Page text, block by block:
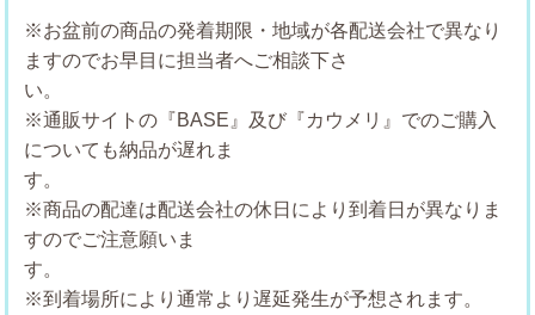
※お盆前の商品の発着期限・地域が各配送会社で異なり
ますのでお早目に担当者へご相談下さ
※通販サイトの『BASE』及び『カウメリ』でのご購入
についても納品が遅れま
※商品の配達は配送会社の休日により到着日が異なりま
すのでご注意願いま
※到着場所により通常より遅延発生が予想されます。